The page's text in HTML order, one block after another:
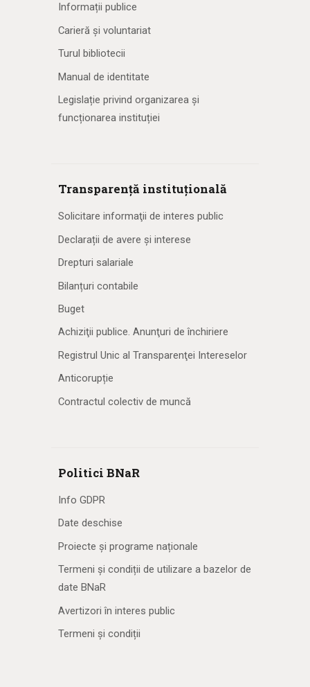
Informații publice
Carieră și voluntariat
Turul bibliotecii
Manual de identitate
Legislație privind organizarea și
funcționarea instituției
Transparență instituțională
Solicitare informaţii de interes public
Declarații de avere și interese
Drepturi salariale
Bilanțuri contabile
Buget
Achiziţii publice. Anunţuri de închiriere
Registrul Unic al Transparenţei Intereselor
Anticorupție
Contractul colectiv de muncă
Politici BNaR
Info GDPR
Date deschise
Proiecte și programe naționale
Termeni și condiții de utilizare a bazelor de
date BNaR
Avertizori în interes public
Termeni și condiții